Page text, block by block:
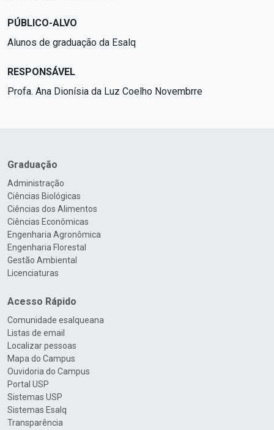
PÚBLICO-ALVO
Alunos de graduação da Esalq
RESPONSÁVEL
Profa. Ana Dionísia da Luz Coelho Novembrre
Graduação
Administração
Ciências Biológicas
Ciências dos Alimentos
Ciências Econômicas
Engenharia Agronômica
Engenharia Florestal
Gestão Ambiental
Licenciaturas
Acesso Rápido
Comunidade esalqueana
Listas de email
Localizar pessoas
Mapa do Campus
Ouvidoria do Campus
Portal USP
Sistemas USP
Sistemas Esalq
Transparência